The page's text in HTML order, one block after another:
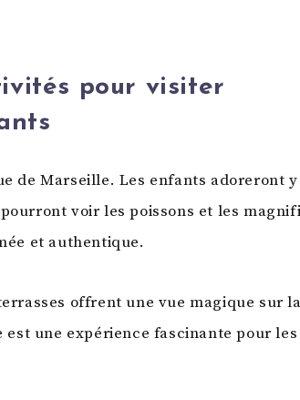
pour visiter
de Marseille. Les enfants adoreront
voir les poissons et les
et authentique.
offrent une vue magique sur
une expérience fascinante pour